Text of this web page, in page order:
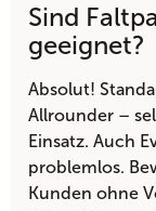
Sind
geeignet?
Absolut!
Allrounder –
Einsatz. Auch
problemlos.
Kunden ohne